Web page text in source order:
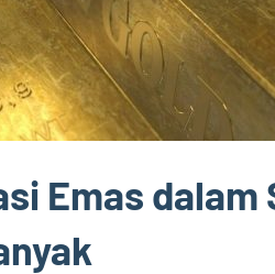
Emas dalam